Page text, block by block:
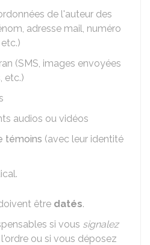
de l'auteur des
adresse mail, numéro
(SMS, images envoyées
etc.)
audios ou vidéos
témoins (avec leur identité
être datés.
si vous signalez
ou si vous déposez